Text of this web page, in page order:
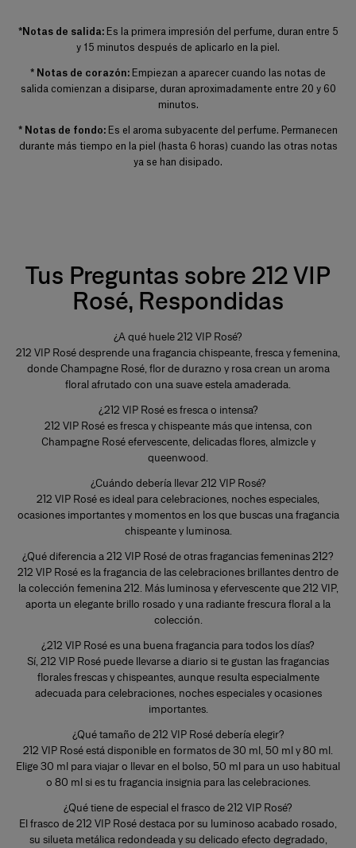
*Notas de salida: Es la primera impresión del perfume, duran entre 5
y 15 minutos después de aplicarlo en la piel.
* Notas de corazón: Empiezan a aparecer cuando las notas de
salida comienzan a disiparse, duran aproximadamente entre 20 y 60
minutos.
* Notas de fondo: Es el aroma subyacente del perfume. Permanecen
durante más tiempo en la piel (hasta 6 horas) cuando las otras notas
ya se han disipado.
Tus Preguntas sobre 212 VIP
Rosé, Respondidas
¿A qué huele 212 VIP Rosé?
212 VIP Rosé desprende una fragancia chispeante, fresca y femenina,
donde Champagne Rosé, flor de durazno y rosa crean un aroma
floral afrutado con una suave estela amaderada.
¿212 VIP Rosé es fresca o intensa?
212 VIP Rosé es fresca y chispeante más que intensa, con
Champagne Rosé efervescente, delicadas flores, almizcle y
queenwood.
¿Cuándo debería llevar 212 VIP Rosé?
212 VIP Rosé es ideal para celebraciones, noches especiales,
ocasiones importantes y momentos en los que buscas una fragancia
chispeante y luminosa.
¿Qué diferencia a 212 VIP Rosé de otras fragancias femeninas 212?
212 VIP Rosé es la fragancia de las celebraciones brillantes dentro de
la colección femenina 212. Más luminosa y efervescente que 212 VIP,
aporta un elegante brillo rosado y una radiante frescura floral a la
colección.
¿212 VIP Rosé es una buena fragancia para todos los días?
Sí, 212 VIP Rosé puede llevarse a diario si te gustan las fragancias
florales frescas y chispeantes, aunque resulta especialmente
adecuada para celebraciones, noches especiales y ocasiones
importantes.
¿Qué tamaño de 212 VIP Rosé debería elegir?
212 VIP Rosé está disponible en formatos de 30 ml, 50 ml y 80 ml.
Elige 30 ml para viajar o llevar en el bolso, 50 ml para un uso habitual
o 80 ml si es tu fragancia insignia para las celebraciones.
¿Qué tiene de especial el frasco de 212 VIP Rosé?
El frasco de 212 VIP Rosé destaca por su luminoso acabado rosado,
su silueta metálica redondeada y su delicado efecto degradado,